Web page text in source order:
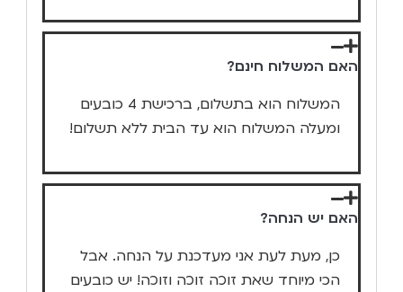
האם המשלוח חינם?
המשלוח הוא בתשלום, ברכישת 4 כובעים
ומעלה המשלוח הוא עד הבית ללא תשלום!
האם יש הנחה?
כן, מעת לעת אני מעדכנת על הנחה. אבל
הכי מיוחד שאת זוכה זוכה וזוכה! יש כובעים